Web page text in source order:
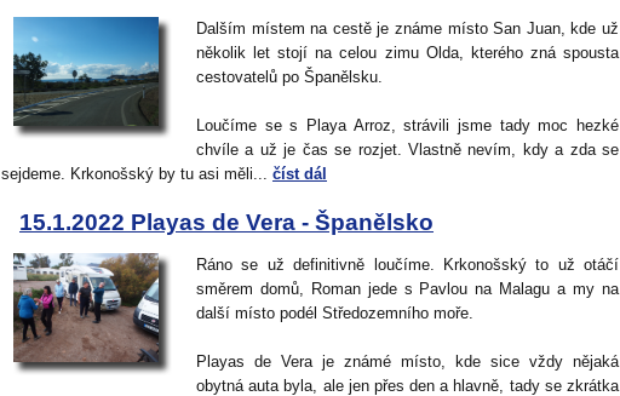
Dalším místem na cestě je známe místo San Juan, kde už
několik let stojí na celou zimu Olda, kterého zná spousta
cestovatelů po Španělsku.
Loučíme se s Playa Arroz, strávili jsme tady moc hezké
chvíle a už je čas se rozjet. Vlastně nevím, kdy a zda se
sejdeme. Krkonošský by tu asi měli... číst dál
15.1.2022 Playas de Vera - Španělsko
Ráno se už definitivně loučíme. Krkonošský to už otáčí
směrem domů, Roman jede s Pavlou na Malagu a my na
další místo podél Středozemního moře.
Playas de Vera je známé místo, kde sice vždy nějaká
obytná auta byla, ale jen přes den a hlavně, tady se zkrátka